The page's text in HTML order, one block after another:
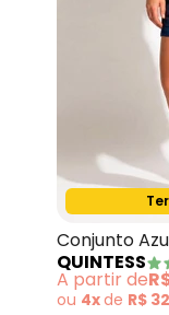
Conjunto
Algodão
QUINTESS
A partir de
ou 4xde R$